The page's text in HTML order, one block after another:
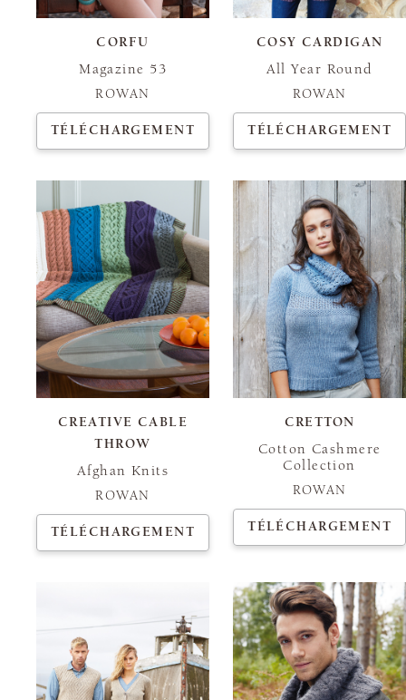
CORFU
Magazine 53
ROWAN
TÉLÉCHARGEMENT
COSY CARDIGAN
All Year Round
ROWAN
TÉLÉCHARGEMENT
CREATIVE CABLE
THROW
Afghan Knits
ROWAN
TÉLÉCHARGEMENT
CRETTON
Cotton Cashmere
Collection
ROWAN
TÉLÉCHARGEMENT